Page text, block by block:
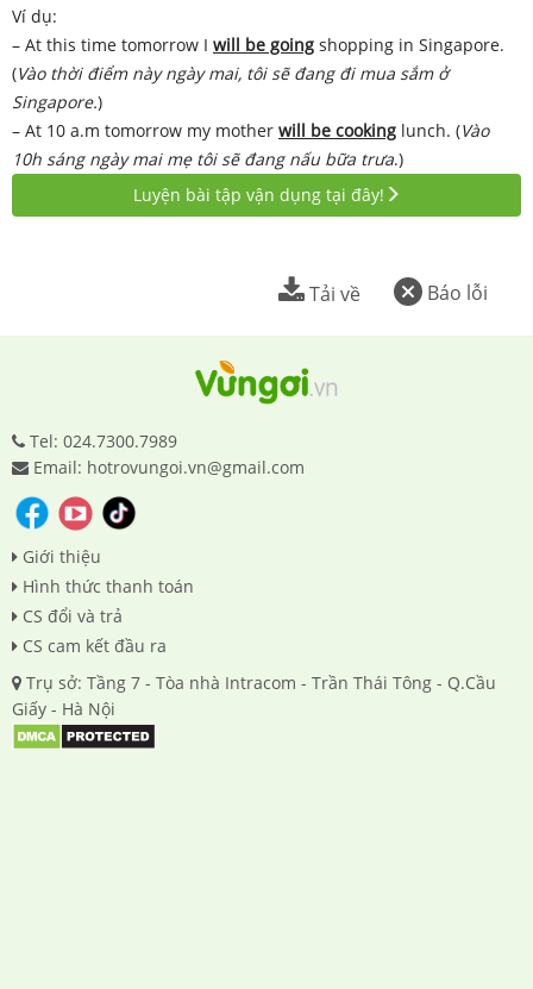
Ví dụ:
– At this time tomorrow I will be going shopping in Singapore.
(Vào thời điểm này ngày mai, tôi sẽ đang đi mua sắm ở
Singapore.)
– At 10 a.m tomorrow my mother will be cooking lunch. (Vào
10h sáng ngày mai mẹ tôi sẽ đang nấu bữa trưa.)
Luyện bài tập vận dụng tại đây!
Báo lỗi
Tải về
Tel: 024.7300.7989
Email: hotrovungoi.vn@gmail.com
Giới thiệu
Hình thức thanh toán
CS đổi và trả
CS cam kết đầu ra
Trụ sở: Tầng 7 - Tòa nhà Intracom - Trần Thái Tông - Q.Cầu
Giấy - Hà Nội